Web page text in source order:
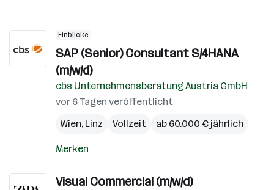
Einblicke
SAP (Senior) Consultant S/4HANA
(m/w/d)
cbs Unternehmensberatung Austria GmbH
vor 6 Tagen veröffentlicht
Wien, Linz Vollzeit ab 60.000 € jährlich
Merken
Visual Commercial (m/w/d)